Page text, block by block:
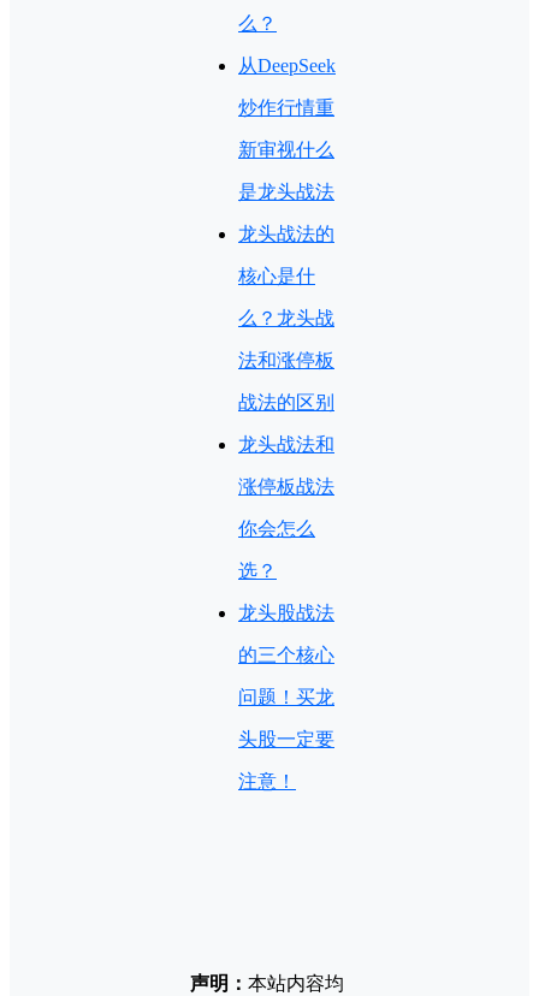
么？
从DeepSeek
炒作行情重
新审视什么
是龙头战法
龙头战法的
核心是什
么？龙头战
法和涨停板
战法的区别
龙头战法和
涨停板战法
你会怎么
选？
龙头股战法
的三个核心
问题！买龙
头股一定要
注意！
声明： 本站内容均